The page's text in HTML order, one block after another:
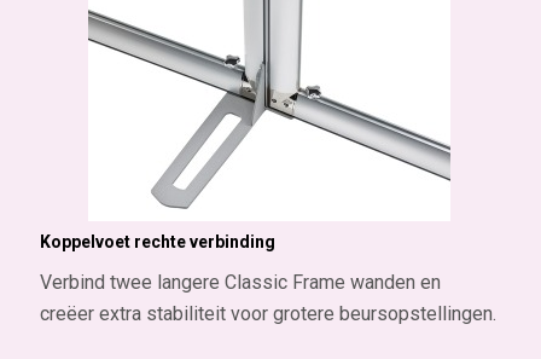
Koppelvoet rechte verbinding
Verbind twee langere Classic Frame wanden en
creëer extra stabiliteit voor grotere beursopstellingen.